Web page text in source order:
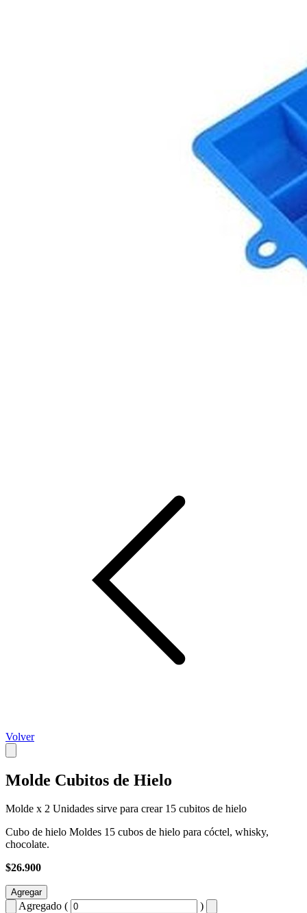
Volver
Molde Cubitos de Hielo
Molde x 2 Unidades sirve para crear 15 cubitos de hielo
Cubo de hielo Moldes 15 cubos de hielo para cóctel, whisky,
chocolate.
$26.900
Agregar
Agregado ( )